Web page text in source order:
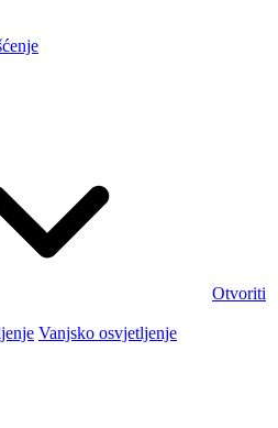
Otvoriti
Vanjsko osvjetljenje